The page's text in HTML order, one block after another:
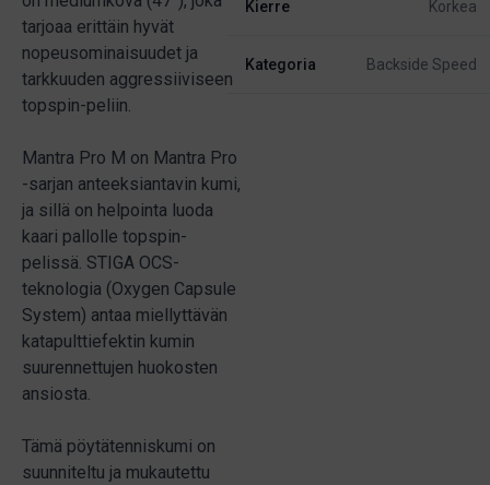
tarjoaa erittäin hyvät
nopeusominaisuudet ja
tarkkuuden aggressiiviseen
topspin-peliin.
Mantra Pro M on Mantra Pro
-sarjan anteeksiantavin kumi,
ja sillä on helpointa luoda
kaari pallolle topspin-
pelissä. STIGA OCS-
teknologia (Oxygen Capsule
System) antaa miellyttävän
katapulttiefektin kumin
suurennettujen huokosten
ansiosta.
Tämä pöytätenniskumi on
suunniteltu ja mukautettu
Kierre Korkea
Kategoria Backside Speed